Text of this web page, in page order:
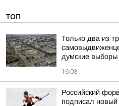
ТОП
Только два из
думские выборы
16:03
Российский
подписал